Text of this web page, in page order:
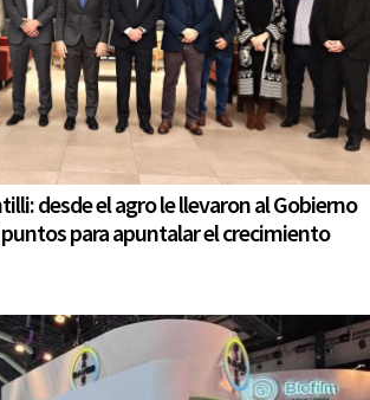
desde el agro le llevaron al Gobierno
para apuntalar el crecimiento